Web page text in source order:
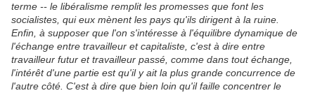
terme -- le libéralisme remplit les promesses que font les
socialistes, qui eux mènent les pays qu'ils dirigent à la ruine.
Enfin, à supposer que l'on s'intéresse à l'équilibre dynamique de
l'échange entre travailleur et capitaliste, c'est à dire entre
travailleur futur et travailleur passé, comme dans tout échange,
l'intérêt d'une partie est qu'il y ait la plus grande concurrence de
l'autre côté. C'est à dire que bien loin qu'il faille concentrer le